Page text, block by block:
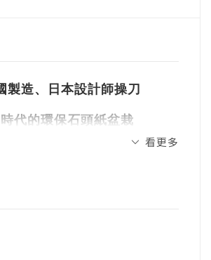
造、日本設計師操刀
代的環保石頭紙盆栽
看更多